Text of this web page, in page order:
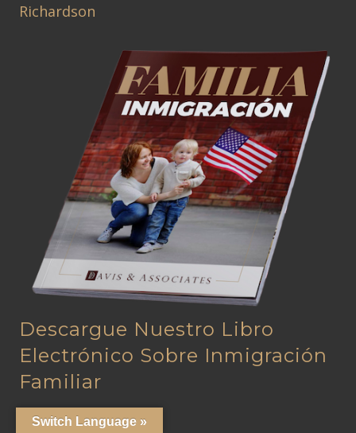
Richardson
Descargue Nuestro Libro
Electrónico Sobre Inmigración
Familiar
Switch Language »